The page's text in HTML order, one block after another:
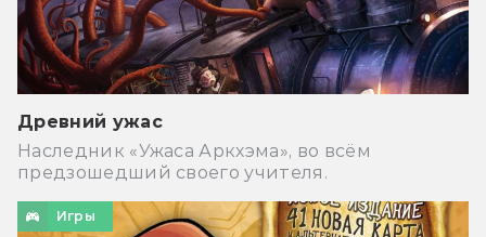
Древний ужас
Наследник «Ужаса Аркхэма», во всём
предзошедший своего учителя.
Игры